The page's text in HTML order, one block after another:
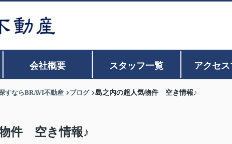
会社概要 スタッフ一覧 アクセ
すならBRAVI不動産 ブログ 島之内の超人気物件 空き情報♪
件 空き情報♪